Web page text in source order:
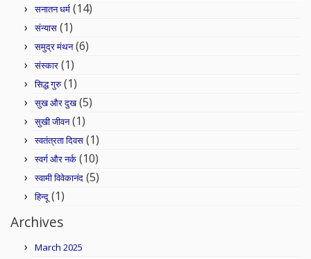
सनातन धर्म (14)
संन्यास (1)
समुद्र मंथन(6)
संस्कार (1)
सिद्ध गुरु(1)
सुख और दुख(5)
सुखी जीवन(1)
स्वतंत्रता दिवस (1)
स्वर्ग और नर्क (10)
स्वामी विवेकानंद (5)
हिन्दू (1)
Archives
March 2025